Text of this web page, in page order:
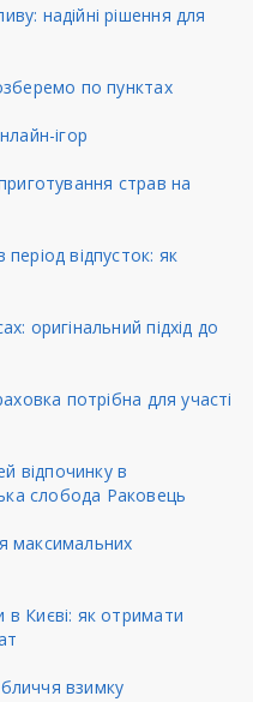
надійні рішення для
по пунктах
ігор
страв на
відпусток: як
оригінальний підхід до
потрібна для участі
відпочинку в
слобода Раковець
максимальних
в Києві: як отримати
взимку